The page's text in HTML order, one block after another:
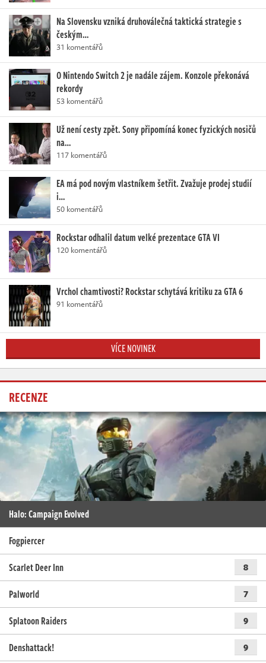
Na Slovensku vzniká druhoválečná taktická strategie s
českým…
31 komentářů
O Nintendo Switch 2 je nadále zájem. Konzole překonává
rekordy
53 komentářů
Už není cesty zpět. Sony připomíná konec fyzických nosičů
na…
117 komentářů
EA má pod novým vlastníkem šetřit. Zvažuje prodej studií
i…
50 komentářů
Rockstar odhalil datum velké prezentace GTA VI
120 komentářů
Vrchol chamtivosti? Rockstar schytává kritiku za GTA 6
91 komentářů
VÍCE NOVINEK
RECENZE
Halo: Campaign Evolved
Fogpiercer
Scarlet Deer Inn
8
Palworld 7
Splatoon Raiders 9
Denshattack! 9